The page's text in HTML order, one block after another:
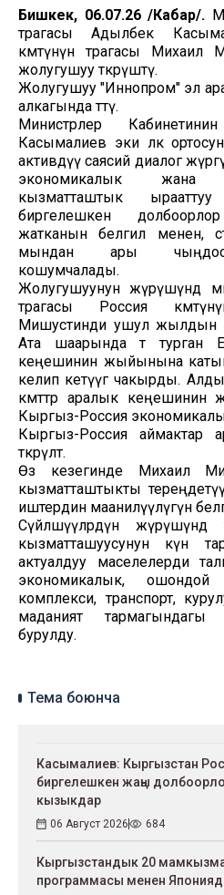
Бишкек, 06.07.26 /Кабар/.
төрагасы Адылбек
өкмөтүнүн төрагасы
жолугушуу өткөрүштү.
Жолугушуу "Иннопром" эл
алкагында өттү.
Министрлер
Касымалиев эки өлкө
активдүү саясий диалог
экономикалык жана
кызматташтык
биргелешкен
жатканын белгилөө менен,
мындан ары
кошумчалады.
Жолугушуунун жүрүшүндө
төрагасы Россия
Мишустинди ушул жылдын
Ата шаарында өтө турган
кеңешинин жыйынына
келип кетүүгө чакырды.
өкмөттөр аралык
Кыргыз-Россия
Кыргыз-Россия аймактар
өткөрүлөт.
Өз кезегинде Михаил
кызматташтыкты
иштердин маанилүүлүгүн
Сүйлөшүүлөрдүн
кызматташуусунун күн
актуалдуу маселелерди
экономикалык, ошондой
комплекси, транспорт,
маданият тармагындагы
бурулду.
Тема боюнча
Касымалиев: Кыргызстан
биргелешкен жаңы
кызыкдар
06 Август 2026 684
Кыргызстандык 20
программасы менен